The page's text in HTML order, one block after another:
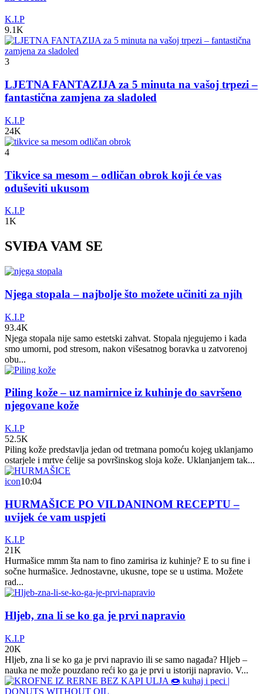
K.I.P
9.1K
3
LJETNA FANTAZIJA za 5 minuta na vašoj trpezi –
fantastična zamjena za sladoled
K.I.P
24K
4
Tikvice sa mesom – odličan obrok koji će vas
oduševiti ukusom
K.I.P
1K
SVIĐA VAM SE
Njega stopala – najbolje što možete učiniti za njih
K.I.P
93.4K
Njega stopala nije samo estetski zahvat. Stopala njegujemo i kada
smo umorni, pod stresom, nakon višesatnog boravka u zatvorenoj
obu...
Piling kože – uz namirnice iz kuhinje do savršeno
njegovane kože
K.I.P
52.5K
Piling kože predstavlja jedan od tretmana pomoću kojeg uklanjamo
ostarjele i mrtve ćelije sa površinskog sloja kože. Uklanjanjem tak...
icon10:04
HURMAŠICE PO VILDANINOM RECEPTU –
uvijek će vam uspjeti
K.I.P
21K
Hurmašice mmm šta nam to fino zamirisa iz kuhinje? E to su fine i
sočne hurmašice. Jednostavne, ukusne, tope se u ustima. Možete
rad...
Hljeb, zna li se ko ga je prvi napravio
K.I.P
20K
Hljeb, zna li se ko ga je prvi napravio ili se samo nagađa? Hljeb –
nauka ne može pouzdano reći ko ga je prvi u istoriji napravio. V...